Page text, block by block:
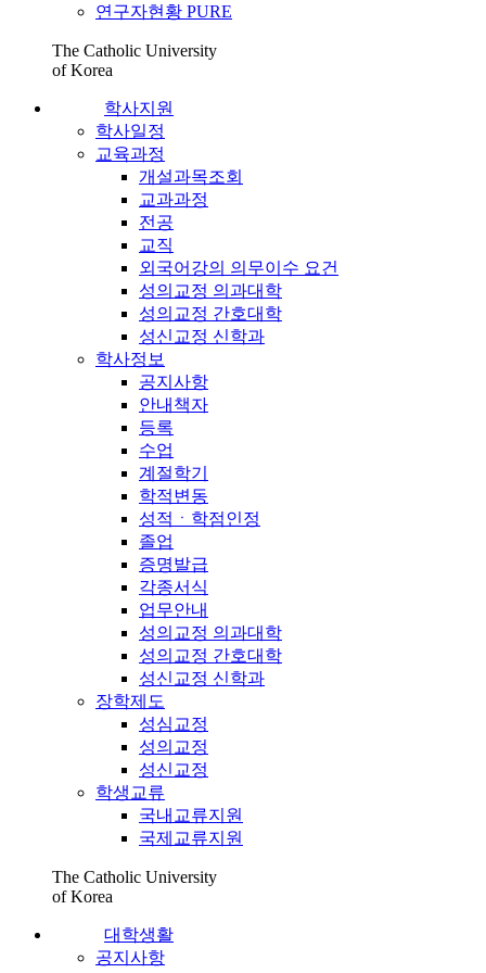
연구자현황 PURE
The Catholic University
of Korea
학사지원
학사일정
교육과정
개설과목조회
교과과정
전공
교직
외국어강의 의무이수 요건
성의교정 의과대학
성의교정 간호대학
성신교정 신학과
학사정보
공지사항
안내책자
등록
수업
계절학기
학적변동
성적ㆍ학점인정
졸업
증명발급
각종서식
업무안내
성의교정 의과대학
성의교정 간호대학
성신교정 신학과
장학제도
성심교정
성의교정
성신교정
학생교류
국내교류지원
국제교류지원
The Catholic University
of Korea
대학생활
공지사항